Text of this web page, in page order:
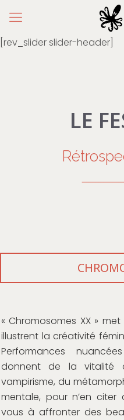
[rev_slider slider-header]
LE
« Chromosomes XX »
illustrent la créativité
Performances
donnent de la vitalité
vampirisme, du
mentale, pour n’en citer
vous à affronter des